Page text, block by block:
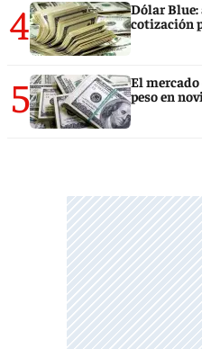
4
Dólar Blue:
cotización
5
El
peso en